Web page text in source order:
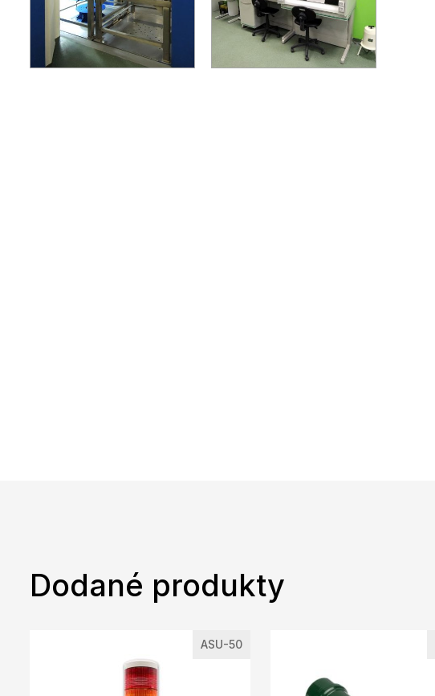
Dodané produkty
ASU-50